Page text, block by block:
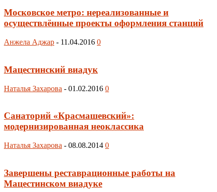
Московское метро: нереализованные и
осуществлённые проекты оформления станций
Анжела Аджар - 11.04.2016 0
Мацестинский виадук
Наталья Захарова - 01.02.2016 0
Санаторий «Красмашевский»:
модернизированная неоклассика
Наталья Захарова - 08.08.2014 0
Завершены реставрационные работы на
Мацестинском виадуке